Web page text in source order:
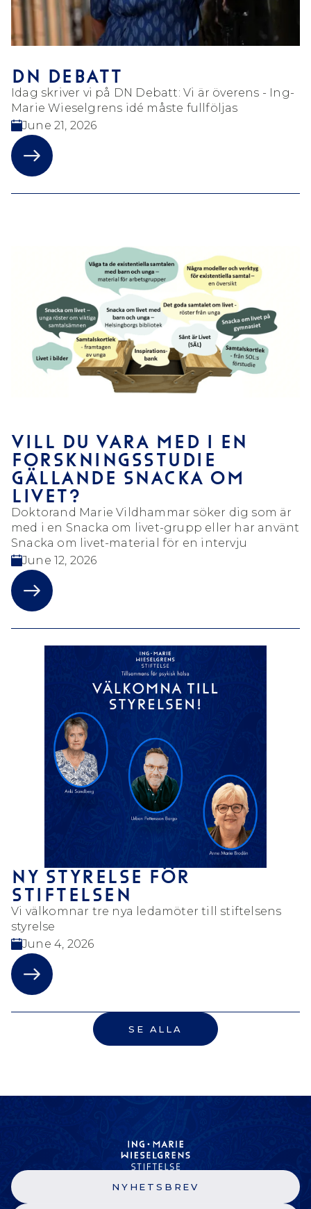
DN DEBATT
Idag skriver vi på DN Debatt: Vi är överens - Ing-
Marie Wieselgrens idé måste fullföljas
June 21, 2026
VILL DU VARA MED I EN
FORSKNINGSSTUDIE
GÄLLANDE SNACKA OM
LIVET?
Doktorand Marie Vildhammar söker dig som är
med i en Snacka om livet-grupp eller har använt
Snacka om livet-material för en intervju
June 12, 2026
NY STYRELSE FÖR
STIFTELSEN
Vi välkomnar tre nya ledamöter till stiftelsens
styrelse
June 4, 2026
SE ALLA
NYHETSBREV